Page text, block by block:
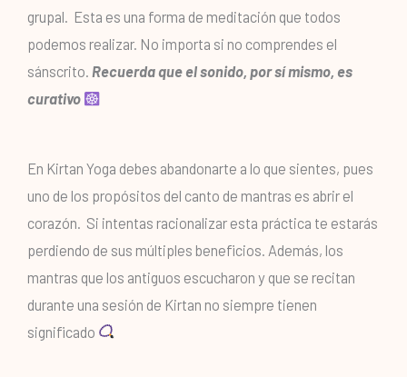
grupal. Esta es una forma de meditación que todos
podemos realizar. No importa si no comprendes el
sánscrito. Recuerda que el sonido, por sí mismo, es
curativo
En Kirtan Yoga debes abandonarte a lo que sientes, pues
uno de los propósitos del canto de mantras es abrir el
corazón. Si intentas racionalizar esta práctica te estarás
perdiendo de sus múltiples beneficios. Además, los
mantras que los antiguos escucharon y que se recitan
durante una sesión de Kirtan no siempre tienen
significado